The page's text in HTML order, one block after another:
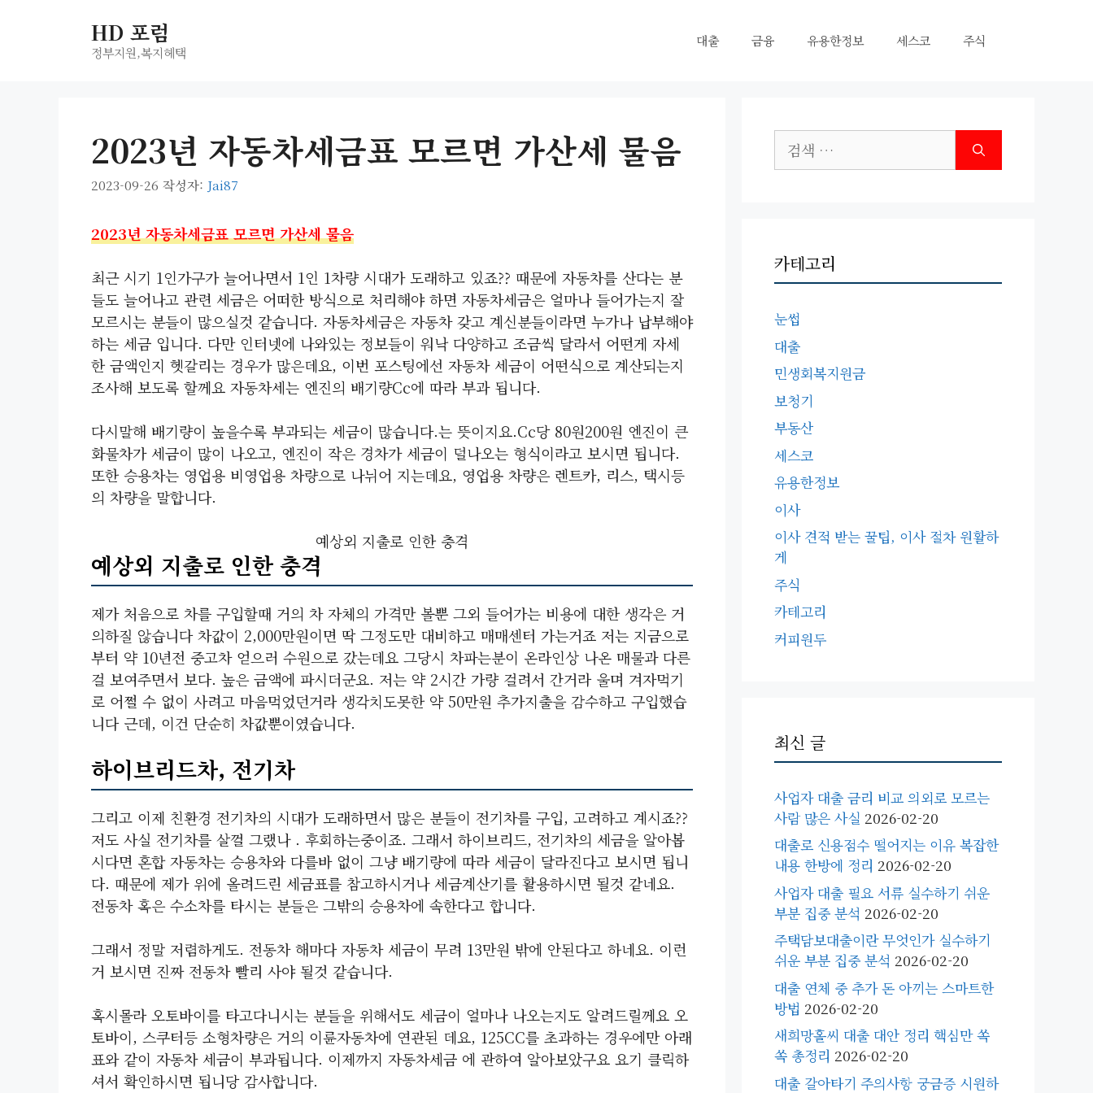
HD 포럼
정부지원,복지헤택
대출 금융 유용한정보 세스코 주식
2023년 자동차세금표 모르면 가산세 물음
2023-09-26 작성자: Jai87
2023년 자동차세금표 모르면 가산세 물음
최근 시기 1인가구가 늘어나면서 1인 1차량 시대가 도래하고 있죠?? 때문에 자동차를 산다는 분
들도 늘어나고 관련 세금은 어떠한 방식으로 처리해야 하면 자동차세금은 얼마나 들어가는지 잘
모르시는 분들이 많으실것 같습니다. 자동차세금은 자동차 갖고 계신분들이라면 누가나 납부해야
하는 세금 입니다. 다만 인터넷에 나와있는 정보들이 워낙 다양하고 조금씩 달라서 어떤게 자세
한 금액인지 헷갈리는 경우가 많은데요, 이번 포스팅에선 자동차 세금이 어떤식으로 계산되는지
조사해 보도록 할께요 자동차세는 엔진의 배기량cc에 따라 부과 됩니다.
다시말해 배기량이 높을수록 부과되는 세금이 많습니다.는 뜻이지요.cc당 80원200원 엔진이 큰
화물차가 세금이 많이 나오고, 엔진이 작은 경차가 세금이 덜나오는 형식이라고 보시면 됩니다.
또한 승용차는 영업용 비영업용 차량으로 나뉘어 지는데요, 영업용 차량은 렌트카, 리스, 택시등
의 차량을 말합니다.
예상외 지출로 인한 충격
예상외 지출로 인한 충격
제가 처음으로 차를 구입할때 거의 차 자체의 가격만 볼뿐 그외 들어가는 비용에 대한 생각은 거
의하질 않습니다 차값이 2,000만원이면 딱 그정도만 대비하고 매매센터 가는거죠 저는 지금으로
부터 약 10년전 중고차 얻으러 수원으로 갔는데요 그당시 차파는분이 온라인상 나온 매물과 다른
걸 보여주면서 보다. 높은 금액에 파시더군요. 저는 약 2시간 가량 걸려서 간거라 울며 겨자먹기
로 어쩔 수 없이 사려고 마음먹었던거라 생각치도못한 약 50만원 추가지출을 감수하고 구입했습
니다 근데, 이건 단순히 차값뿐이였습니다.
하이브리드차, 전기차
그리고 이제 친환경 전기차의 시대가 도래하면서 많은 분들이 전기차를 구입, 고려하고 계시죠??
저도 사실 전기차를 살껄 그랬나 . 후회하는중이죠. 그래서 하이브리드, 전기차의 세금을 알아봅
시다면 혼합 자동차는 승용차와 다를바 없이 그냥 배기량에 따라 세금이 달라진다고 보시면 됩니
다. 때문에 제가 위에 올려드린 세금표를 참고하시거나 세금계산기를 활용하시면 될것 같네요.
전동차 혹은 수소차를 타시는 분들은 그밖의 승용차에 속한다고 합니다.
그래서 정말 저렴하게도. 전동차 해마다 자동차 세금이 무려 13만원 밖에 안된다고 하네요. 이런
거 보시면 진짜 전동차 빨리 사야 될것 같습니다.
혹시몰라 오토바이를 타고다니시는 분들을 위해서도 세금이 얼마나 나오는지도 알려드릴께요 오
토바이, 스쿠터등 소형차량은 거의 이륜자동차에 연관된 데요, 125CC를 초과하는 경우에만 아래
표와 같이 자동차 세금이 부과됩니다. 이제까지 자동차세금 에 관하여 알아보았구요 요기 클릭하
셔서 확인하시면 됩니당 감사합니다.
색:
카테고리
눈썹
대출
민생회복지원금
보청기
부동산
세스코
유용한정보
이사
이사 견적 받는 꿀팁, 이사 절차 원활하
게
주식
카테고리
커피원두
최신 글
사업자 대출 금리 비교 의외로 모르는
사람 많은 사실 2026-02-20
대출로 신용점수 떨어지는 이유 복잡한
내용 한방에 정리 2026-02-20
사업자 대출 필요 서류 실수하기 쉬운
부분 집중 분석 2026-02-20
주택담보대출이란 무엇인가 실수하기
쉬운 부분 집중 분석 2026-02-20
대출 연체 중 추가 돈 아끼는 스마트한
방법 2026-02-20
새희망홀씨 대출 대안 정리 핵심만 쏙
쏙 총정리 2026-02-20
대출 갈아타기 주의사항 궁금증 시원하